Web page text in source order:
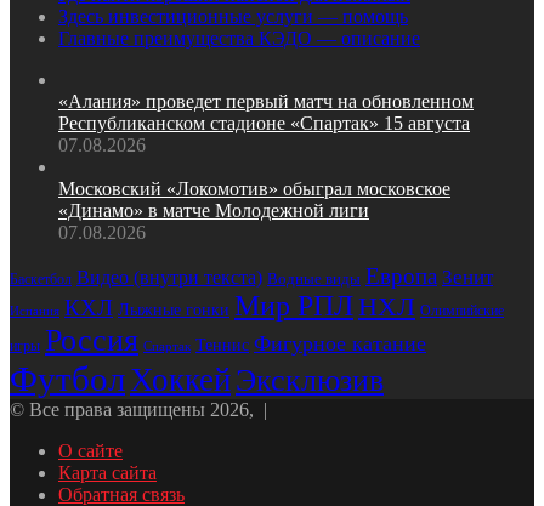
Здесь инвестиционные услуги — помощь
Главные преимущества КЭДО — описание
«Алания» проведет первый матч на обновленном
Республиканском стадионе «Спартак» 15 августа
07.08.2026
Московский «Локомотив» обыграл московское
«Динамо» в матче Молодежной лиги
07.08.2026
Баскетбол Видео (внутри текста) Водные виды Европа Зенит
Испания КХЛ Лыжные гонки Мир РПЛНХЛ Олимпийские
игры Россия Спартак Теннис Фигурное катание
ФутболХоккейЭксклюзив
© Все права защищены 2026, |
О сайте
Карта сайта
Обратная связь